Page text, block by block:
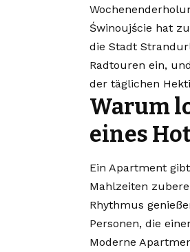
Świnoujście hat
die Stadt
Radtouren ein,
der täglichen
Warum
eines
Ein Apartment
Mahlzeiten
Rhythmus
Personen, die
Moderne